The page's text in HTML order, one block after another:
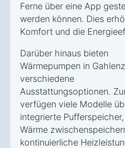
Ferne über eine App
werden können. Dies
Komfort und die
Darüber hinaus bieten
Wärmepumpen in Gahlenz
verschiedene
Ausstattungsoptionen.
verfügen viele Modelle
integrierte
Wärme
kontinuierliche